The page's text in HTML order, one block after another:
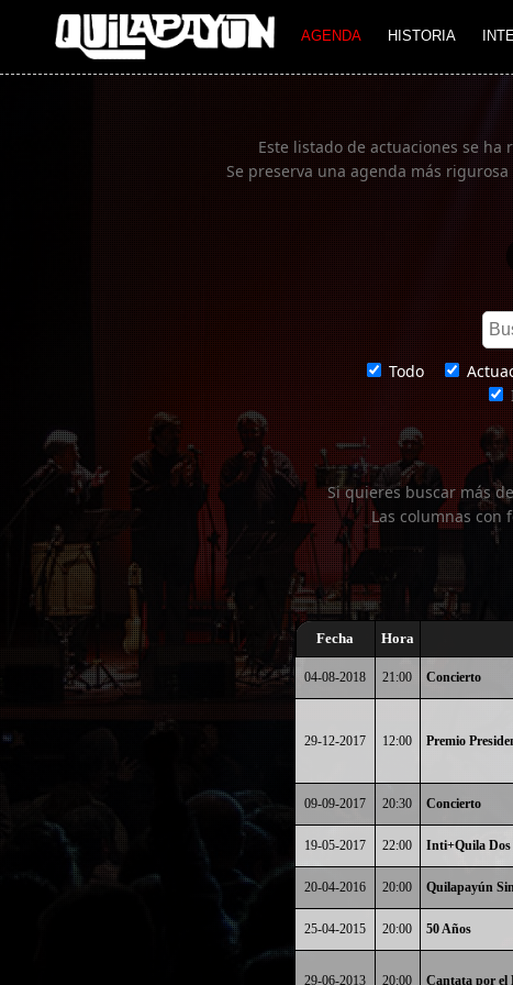
AGENDA HISTORIA
Imagen 01
Este listado de actuaciones se
Se preserva una agenda más
Todo
Si quieres buscar más
Las columnas con
Fecha Hora
04-08-2018 21:00 Concierto
29-12-2017 12:00 Premio
09-09-2017 20:30 Concierto
19-05-2017 22:00 Inti+Quila Dos
20-04-2016 20:00 Quilapayún
25-04-2015 20:00 50 Años
29-06-2013 20:00 Cantata por el